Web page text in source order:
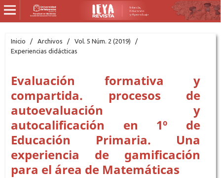
Inicio / Archivos / Vol. 5 Núm. 2 (2019)
/
Experiencias didácticas
Evaluación formativa y
compartida. procesos de
autoevaluación y
autocalificación en 1º de
Educación Primaria. Una
experiencia de gamificación
para el área de Matemáticas